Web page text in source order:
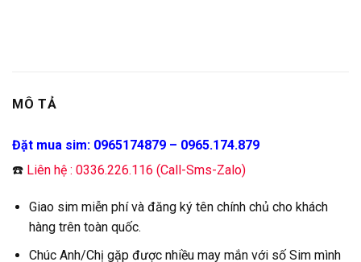
MÔ TẢ
Đặt mua sim: 0965174879 – 0965.174.879
☎️ Liên hệ : 0336.226.116 (Call-Sms-Zalo)
Giao sim miễn phí và đăng ký tên chính chủ cho khách
hàng trên toàn quốc.
Chúc Anh/Chị gặp được nhiều may mắn với số Sim mình